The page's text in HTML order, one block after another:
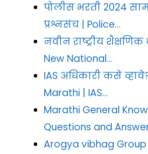
पोलीस भरती 2024
प्रश्नसंच | Police…
नवीन राष्ट्रीय शैक्षणिक
New National…
IAS अधिकारी कसे
Marathi | IAS…
Marathi General
Questions and
Arogya vibhag Group